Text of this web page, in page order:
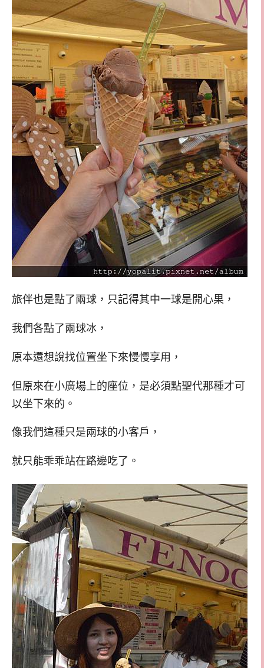
旅伴也是點了兩球，只記得其中一球是開心果，
我們各點了兩球冰，
原本還想說找位置坐下來慢慢享用，
但原來在小廣場上的座位，是必須點聖代那種才可
以坐下來的。
像我們這種只是兩球的小客戶，
就只能乖乖站在路邊吃了。